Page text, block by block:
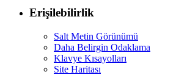
Erişilebilirlik
Salt Metin Görünümü
Daha Belirgin Odaklama
Klavye Kısayolları
Site Haritası